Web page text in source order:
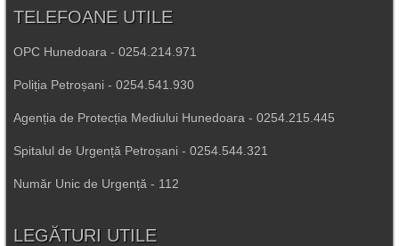
TELEFOANE UTILE
OPC Hunedoara - 0254.214.971
Poliția Petroșani - 0254.541.930
Agenția de Protecția Mediului Hunedoara - 0254.215.445
Spitalul de Urgență Petroșani - 0254.544.321
Număr Unic de Urgență - 112
LEGĂTURI UTILE